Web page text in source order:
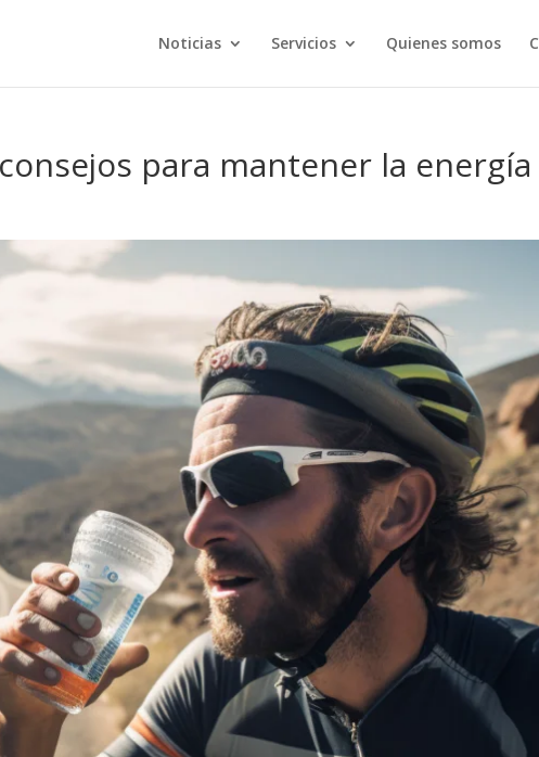
Noticias Servicios Quienes somos
para mantener la energía